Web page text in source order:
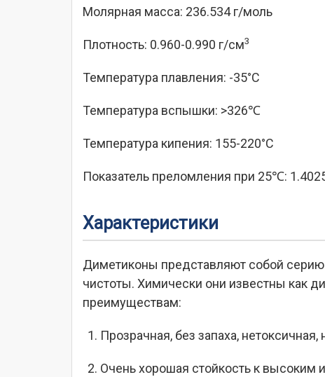
Молярная масса: 236.534 г/моль
Плотность: 0.960-0.990 г/см3
Температура плавления: -35°C
Температура вспышки: >326℃
Температура кипения: 155-220°C
Показатель преломления при 25℃:
Характеристики
Диметиконы представляют собой
чистоты. Химически они известны как
преимуществам:
Прозрачная, без запаха,
Очень хорошая стойкость к высоким